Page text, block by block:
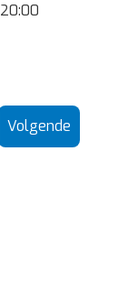
20:00
Volgende